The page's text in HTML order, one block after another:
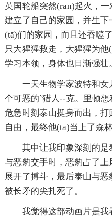
英国轮船突然(ran)起火，
建立了自己的家园，并生
(tā)们的家园，而且还吞噬
只大猩猩救走，大猩猩为
学习本领，身体也日渐强壮
一天生物学家波特和
个可恶的`猎人--克。里顿
危急时刻泰山挺身而出，
自由，最终他(tā)当上了森林
其中让我印象深刻的
与恶豹交手时，恶豹占了
展开了搏斗，最后泰山与
被长矛的尖扎死了。
我觉得这部动画片是